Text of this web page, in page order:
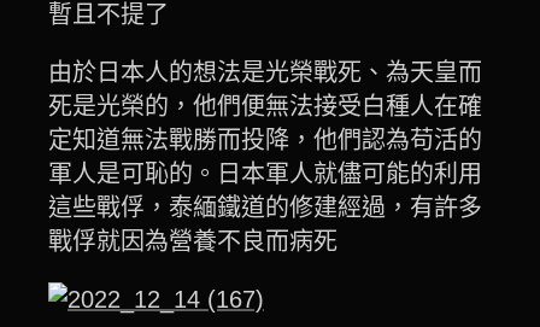
暫且不提了
由於日本人的想法是光榮戰死、為天皇而
死是光榮的，他們便無法接受白種人在確
定知道無法戰勝而投降，他們認為苟活的
軍人是可恥的。日本軍人就儘可能的利用
這些戰俘，泰緬鐵道的修建經過，有許多
戰俘就因為營養不良而病死